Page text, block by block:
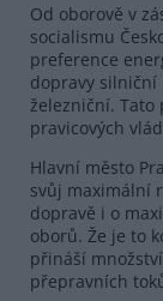
Od oborově v
socialismu
preference
dopravy silniční
železniční. Tato
pravicových
Hlavní město
svůj maximální
dopravě i o
oborů. Že je to
přináší
přepravních